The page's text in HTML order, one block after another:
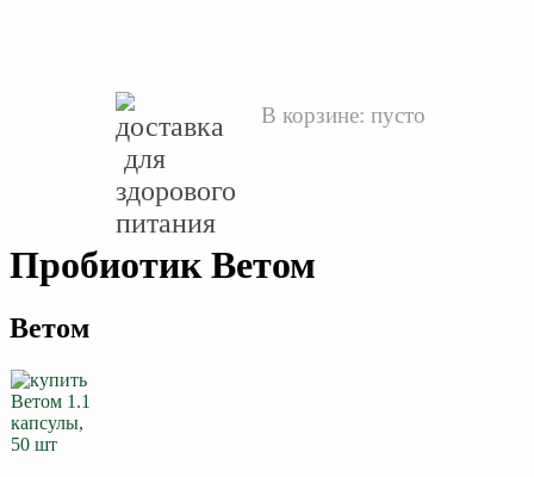
В корзине: пусто
Пробиотик Ветом
Ветом